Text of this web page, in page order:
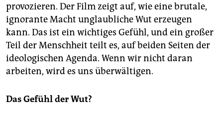
provozieren. Der Film zeigt auf, wie eine brutale,
ignorante Macht unglaubliche Wut erzeugen
kann. Das ist ein wichtiges Gefühl, und ein großer
Teil der Menschheit teilt es, auf beiden Seiten der
ideologischen Agenda. Wenn wir nicht daran
arbeiten, wird es uns überwältigen.
Das Gefühl der Wut?